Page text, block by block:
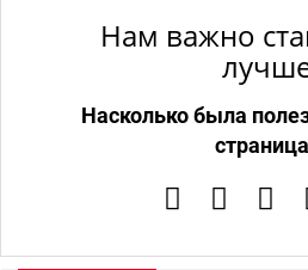
Нам важно
Насколько была